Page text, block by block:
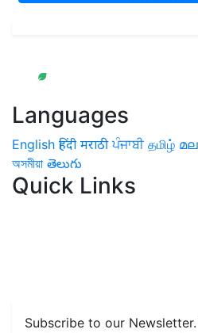
Languages
English हिंदी मराठी ਪੰਜਾਬੀ தமிழ்
অসমীয়া తెలుగు
Quick Links
Subscribe to our